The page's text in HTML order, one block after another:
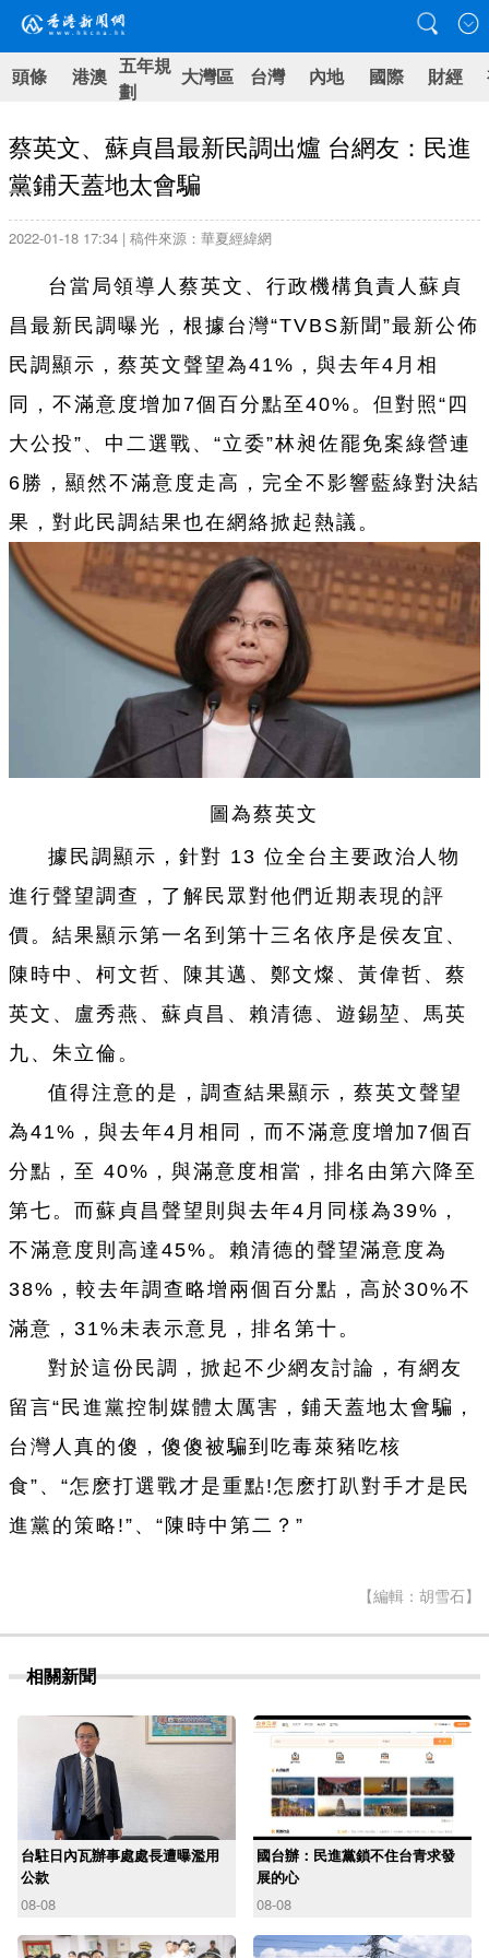
頭條 港澳 五年規
劃
大灣區 台灣 內地 國際 財經
蔡英文、蘇貞昌最新民調出爐 台網友：民進
黨鋪天蓋地太會騙
2022-01-18 17:34 | 稿件來源：華夏經緯網
台 當局領導人蔡英文、行政機構負責人蘇貞
昌最新民調曝光，根據 台 灣“TVBS新聞”最新公佈
民調顯示，蔡英文聲望為41%，與去年4月相
同，不滿意度增加7個百分點至40%。但對照“四
大公投”、中二選戰、“立委”林昶佐罷免案綠營連
6勝，顯然不滿意度走高，完全不影響藍綠對決結
果，對此民調結果也在網絡掀起熱議。
圖為蔡英文
據民調顯示，針對 13 位全 台 主要政治人物
進行聲望調查，了解民眾對他們近期表現的評
價。結果顯示第一名到第十三名依序是侯友宜、
陳時中、柯文哲、陳其邁、鄭文燦、黃偉哲、蔡
英文、盧秀燕、蘇貞昌、賴清德、遊錫堃、馬英
九、朱立倫。
值得注意的是，調查結果顯示，蔡英文聲望
為41%，與去年4月相同，而不滿意度增加7個百
分點，至 40%，與滿意度相當，排名由第六降至
第七。而蘇貞昌聲望則與去年4月同樣為39%，
不滿意度則高達45%。賴清德的聲望滿意度為
38%，較去年調查略增兩個百分點，高於30%不
滿意，31%未表示意見，排名第十。
對於這份民調，掀起不少網友討論，有網友
留言“民進黨控制媒體太厲害，鋪天蓋地太會騙，
台 灣人真的傻，傻傻被騙到吃毒萊豬吃核
食”、“怎麽打選戰才是重點!怎麽打趴對手才是民
進黨的策略!”、“陳時中第二？”
【編輯：胡雪石】
相關新聞
台駐日內瓦辦事處處長遭曝濫用
公款
08-08
國台辦：民進黨鎖不住台青求發
展的心
08-08